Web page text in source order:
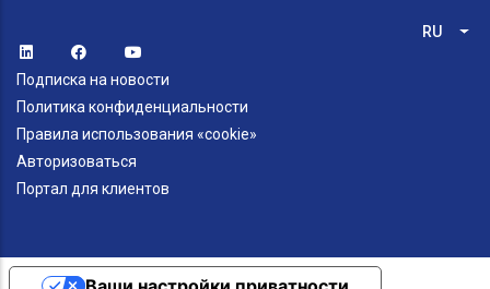
RU
Подписка на новости
Политика конфиденциальности
Правила использования «cookie»
Авторизоваться
Портал для клиентов